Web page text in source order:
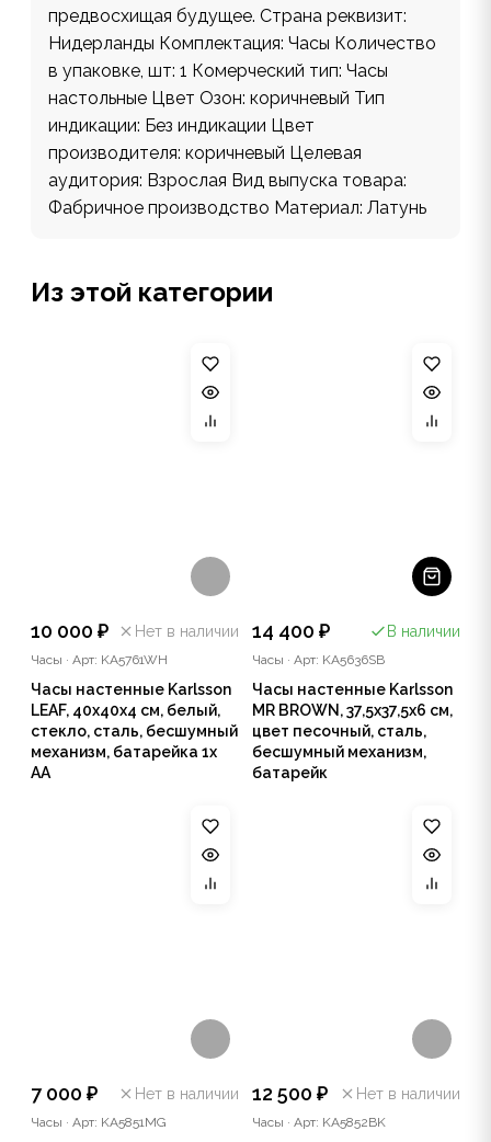
предвосхищая будущее. Страна реквизит:
Нидерланды Комплектация: Часы Количество
в упаковке, шт: 1 Комерческий тип: Часы
настольные Цвет Озон: коричневый Тип
индикации: Без индикации Цвет
производителя: коричневый Целевая
аудитория: Взрослая Вид выпуска товара:
Фабричное производство Материал: Латунь
Из этой категории
10 000 ₽ Нет в наличии
Часы · Арт: KA5761WH
Часы настенные Karlsson
LEAF, 40х40х4 см, белый,
стекло, сталь, бесшумный
механизм, батарейка 1x
AA
14 400 ₽ В наличии
Часы · Арт: KA5636SB
Часы настенные Karlsson
MR BROWN, 37,5х37,5х6 см,
цвет песочный, сталь,
бесшумный механизм,
батарейк
7 000 ₽ Нет в наличии
Часы · Арт: KA5851MG
12 500 ₽ Нет в наличии
Часы · Арт: KA5852BK